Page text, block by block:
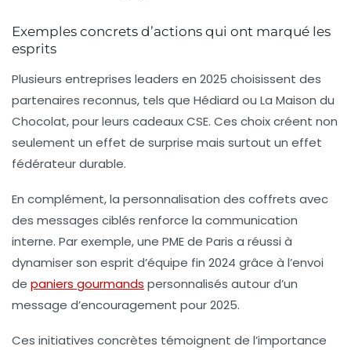
Exemples concrets d’actions qui ont marqué les
esprits
Plusieurs entreprises leaders en 2025 choisissent des
partenaires reconnus, tels que Hédiard ou La Maison du
Chocolat, pour leurs cadeaux CSE. Ces choix créent non
seulement un effet de surprise mais surtout un effet
fédérateur durable.
En complément, la personnalisation des coffrets avec
des messages ciblés renforce la communication
interne. Par exemple, une PME de Paris a réussi à
dynamiser son esprit d’équipe fin 2024 grâce à l’envoi
de paniers gourmands personnalisés autour d’un
message d’encouragement pour 2025.
Ces initiatives concrètes témoignent de l’importance